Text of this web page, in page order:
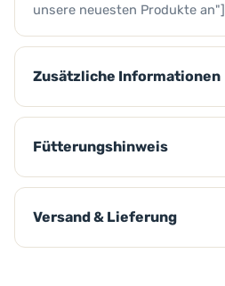
unsere neuesten Produkte an"]
Zusätzliche Informationen
Fütterungshinweis
Versand & Lieferung